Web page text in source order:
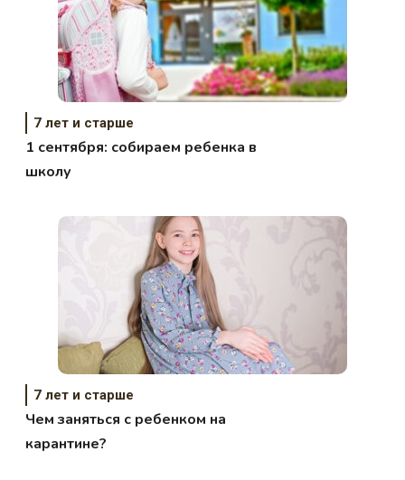
7 лет и старше
1 сентября: собираем ребенка в
школу
7 лет и старше
Чем заняться с ребенком на
карантине?